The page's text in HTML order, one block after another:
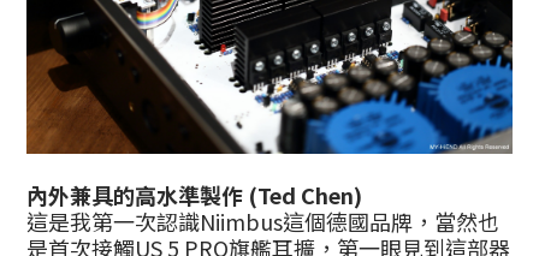
內外兼具的高水準製作 (Ted Chen)
這是我第一次認識Niimbus這個德國品牌，當然也
是首次接觸US 5 PRO旗艦耳擴，第一眼見到這部器